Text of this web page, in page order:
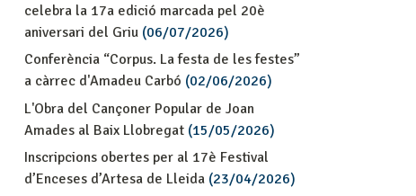
celebra la 17a edició marcada pel 20è
aniversari del Griu(06/07/2026)
Conferència “Corpus. La festa de les festes”
a càrrec d'Amadeu Carbó (02/06/2026)
L'Obra del Cançoner Popular de Joan
Amades al Baix Llobregat(15/05/2026)
Inscripcions obertes per al 17è Festival
d’Enceses d’Artesa de Lleida(23/04/2026)